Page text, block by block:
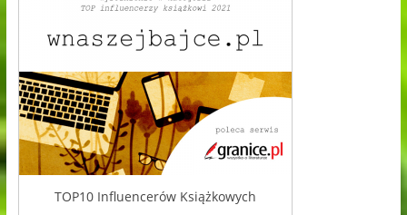
TOP10 Influencerów Książkowych